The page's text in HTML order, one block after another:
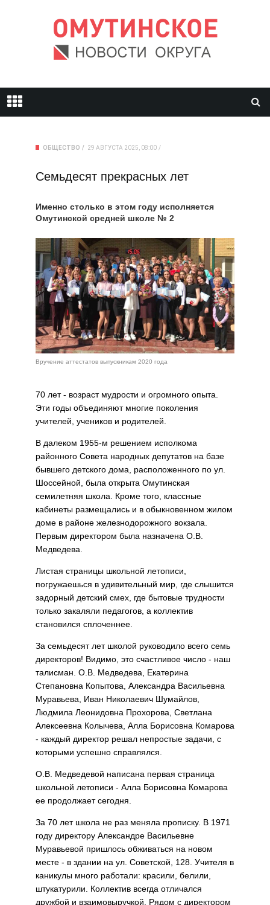
ОБЩЕСТВО 29 АВГУСТА 2025, 08:00
Семьдесят прекрасных лет
Именно столько в этом году исполняется
Омутинской средней школе № 2
Вручение аттестатов выпускникам 2020 года
70 лет - возраст мудрости и огромного опыта.
Эти годы объединяют многие поколения
учителей, учеников и родителей.
В далеком 1955-м решением исполкома
районного Совета народных депутатов на базе
бывшего детского дома, расположенного по ул.
Шоссейной, была открыта Омутинская
семилетняя школа. Кроме того, классные
кабинеты размещались и в обыкновенном жилом
доме в районе железнодорожного вокзала.
Первым директором была назначена О.В.
Медведева.
Листая страницы школьной летописи,
погружаешься в удивительный мир, где слышится
задорный детский смех, где бытовые трудности
только закаляли педагогов, а коллектив
становился сплоченнее.
За семьдесят лет школой руководило всего семь
директоров! Видимо, это счастливое число - наш
талисман. О.В. Медведева, Екатерина
Степановна Копытова, Александра Васильевна
Муравьева, Иван Николаевич Шумайлов,
Людмила Леонидовна Прохорова, Светлана
Алексеевна Колычева, Алла Борисовна Комарова
- каждый директор решал непростые задачи, с
которыми успешно справлялся.
О.В. Медведевой написана первая страница
школьной летописи - Алла Борисовна Комарова
ее продолжает сегодня.
За 70 лет школа не раз меняла прописку. В 1971
году директору Александре Васильевне
Муравьевой пришлось обживаться на новом
месте - в здании на ул. Советской, 128. Учителя в
каникулы много работали: красили, белили,
штукатурили. Коллектив всегда отличался
дружбой и взаимовыручкой. Рядом с директором